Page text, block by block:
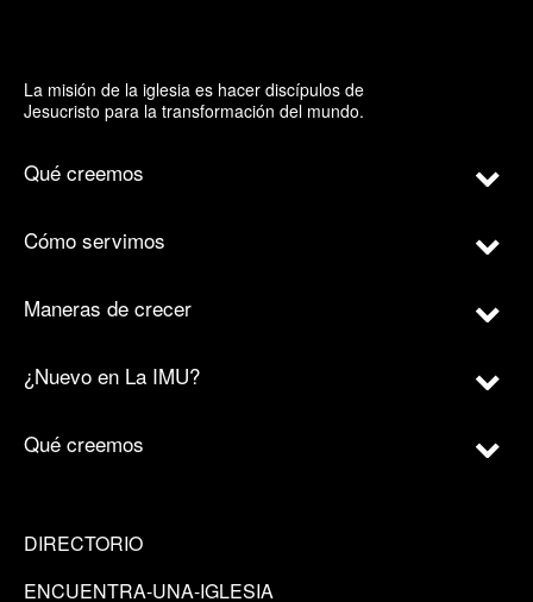
La misión de la iglesia es hacer discípulos de
Jesucristo para la transformación del mundo.
Qué creemos
Cómo servimos
Maneras de crecer
¿Nuevo en La IMU?
Qué creemos
DIRECTORIO
ENCUENTRA-UNA-IGLESIA